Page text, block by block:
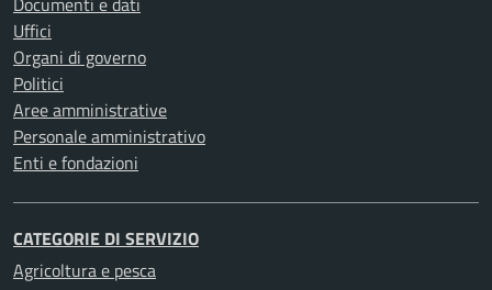
Uffici
Organi di governo
Politici
Aree amministrative
Personale amministrativo
Enti e fondazioni
CATEGORIE DI SERVIZIO
Agricoltura e pesca